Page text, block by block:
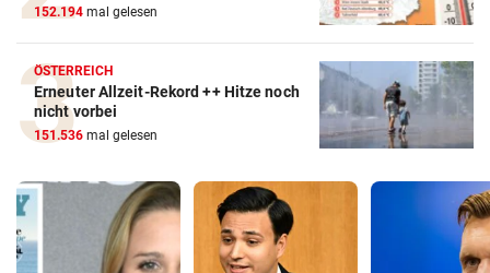
152.194 mal gelesen
ÖSTERREICH
Erneuter Allzeit-Rekord ++ Hitze noch
nicht vorbei
151.536 mal gelesen